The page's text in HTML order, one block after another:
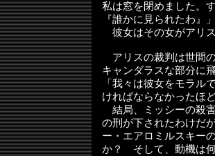
私は窓を閉めました。
『誰かに見られたわ』
彼女はその女がアリ
アリスの裁判は世間
キャンダラスな部分に
「我々は彼女をモラル
ければならなかったほ
結局、ミッシーの殺
の刑が下されたわけだ
ー・エアロミルスキー
か？ そして、動機は